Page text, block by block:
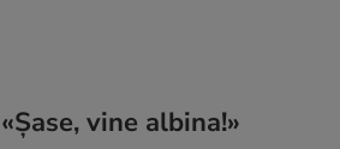
vine albina!»